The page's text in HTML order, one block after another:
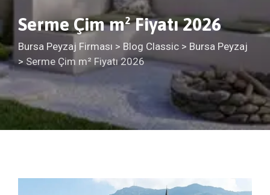
Serme Çim m² Fiyatı 2026
Bursa Peyzaj Firması > Blog Classic > Bursa Peyzaj
> Serme Çim m² Fiyatı 2026